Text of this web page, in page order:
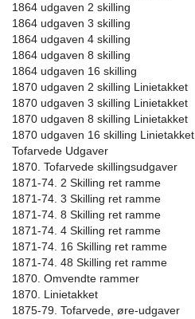
1864 udgaven 2 skilling
1864 udgaven 3 skilling
1864 udgaven 4 skilling
1864 udgaven 8 skilling
1864 udgaven 16 skilling
1870 udgaven 2 skilling Linietakket
1870 udgaven 3 skilling Linietakket
1870 udgaven 8 skilling Linietakket
1870 udgaven 16 skilling Linietakket
Tofarvede Udgaver
1870. Tofarvede skillingsudgaver
1871-74. 2 Skilling ret ramme
1871-74. 3 Skilling ret ramme
1871-74. 8 Skilling ret ramme
1871-74. 4 Skilling ret ramme
1871-74. 16 Skilling ret ramme
1871-74. 48 Skilling ret ramme
1870. Omvendte rammer
1870. Linietakket
1875-79. Tofarvede, øre-udgaver